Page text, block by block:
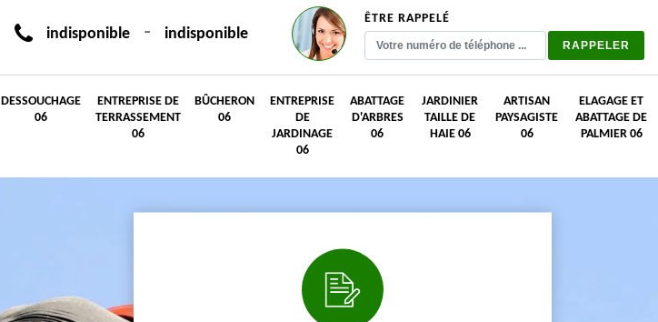
indisponible - indisponible
ÊTRE RAPPELÉ
DESSOUCHAGE
06
ENTREPRISE DE
TERRASSEMENT
06
BÛCHERON
06
ENTREPRISE
DE
JARDINAGE
06
ABATTAGE
D'ARBRES
06
JARDINIER
TAILLE DE
HAIE 06
ARTISAN
PAYSAGISTE
06
ELAGAGE ET
ABATTAGE DE
PALMIER 06